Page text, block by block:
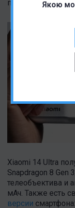
Якою
периферия
Xiaomi 14 Ultra
Snapdragon 8
телеобъектива и
мАч. Также есть
версии